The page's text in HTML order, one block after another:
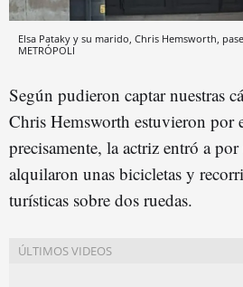
Elsa Pataky y su marido, Chris Hemsworth,
METRÓPOLI
Según pudieron captar nuestras
Chris Hemsworth estuvieron por
precisamente, la actriz entró a
alquilaron unas bicicletas y
turísticas sobre dos ruedas.